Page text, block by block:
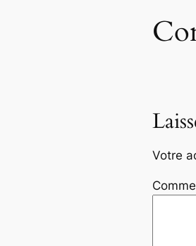
Votre